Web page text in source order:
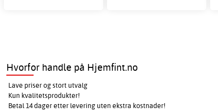
Hvorfor handle på Hjemfint.no
Lave priser og stort utvalg
Kun kvalitetsprodukter!
Betal 14 dager etter levering uten ekstra kostnader!